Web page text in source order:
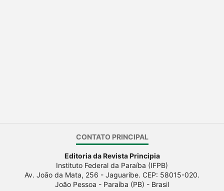
CONTATO PRINCIPAL
Editoria da Revista Principia
Instituto Federal da Paraíba (IFPB)
Av. João da Mata, 256 - Jaguaribe. CEP: 58015-020.
João Pessoa - Paraíba (PB) - Brasil